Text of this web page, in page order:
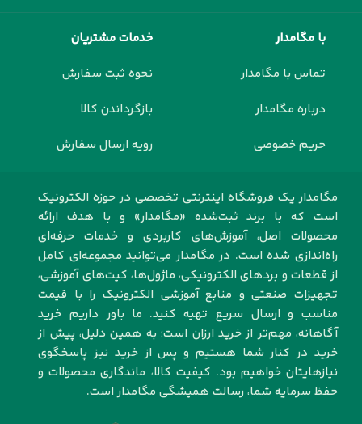
با مگامدار
تماس با مگامدار
درباره مگامدار
حریم خصوصی
خدمات مشتریان
نحوه ثبت سفارش
بازگرداندن کالا
رویه ارسال سفارش
مگامدار یک فروشگاه اینترنتی تخصصی در حوزه الکترونیک
است که با برند ثبت‌شده «مگامدار» و با هدف ارائه
محصولات اصل، آموزش‌های کاربردی و خدمات حرفه‌ای
راه‌اندازی شده است. در مگامدار می‌توانید مجموعه‌ای کامل
از قطعات و بردهای الکترونیکی، ماژول‌ها، کیت‌های آموزشی،
تجهیزات صنعتی و منابع آموزشی الکترونیک را با قیمت
مناسب و ارسال سریع تهیه کنید. ما باور داریم خرید
آگاهانه، مهم‌تر از خرید ارزان است؛ به همین دلیل، پیش از
خرید در کنار شما هستیم و پس از خرید نیز پاسخگوی
نیازهایتان خواهیم بود. کیفیت کالا، ماندگاری محصولات و
حفظ سرمایه شما، رسالت همیشگی مگامدار است.